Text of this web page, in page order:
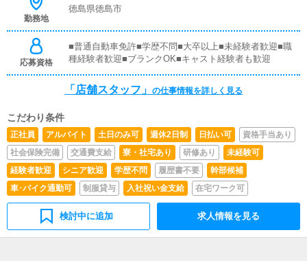
はボタンを押すだけや、ブログの更新時に簡単に文字が入
きます。■清掃・備品管理お客様やキャストの方に快適に
お過ごしいただくため、店内の清掃や備品の管理・補充を
行っていただきます。
勤務地
徳島県徳島市
応募資格
■普通自動車免許■学歴不問■大卒以上■未経験者歓迎■職
種経験者歓迎■ブランクOK■キャスト経験者も歓迎
「店舗スタッフ」 の仕事情報を詳しく見る
こだわり条件
正社員 アルバイト 土日のみ可 週休2日制 日払い可
資格手当あり
社会保険完備
交通費支給 寮・社宅あり 研修あり
未経験可
経験者歓迎
シニア歓迎 学歴不問 履歴書不要
幹部候補
車･バイク通勤可
制服貸与 入社祝い金支給 在宅ワーク可
検討中に追加 求人情報を見る